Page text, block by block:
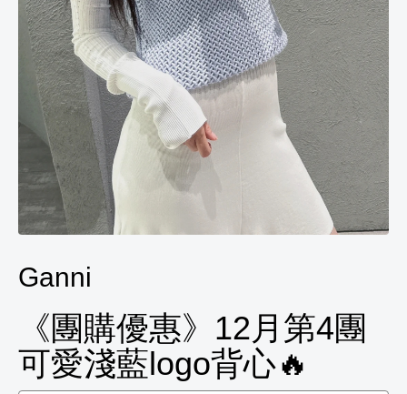
Ganni
《團購優惠》12月第4團
可愛淺藍logo背心🔥